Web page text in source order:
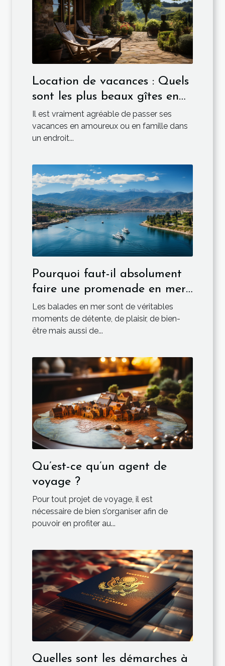
Location de vacances : Quels
sont les plus beaux gîtes en
France ?
Il est vraiment agréable de passer ses
vacances en amoureux ou en famille dans
un endroit...
Pourquoi faut-il absolument
faire une promenade en mer
depuis Ajaccio?
Les balades en mer sont de véritables
moments de détente, de plaisir, de bien-
être mais aussi de...
Qu’est-ce qu’un agent de
voyage ?
Pour tout projet de voyage, il est
nécessaire de bien s’organiser afin de
pouvoir en profiter au...
Quelles sont les démarches à